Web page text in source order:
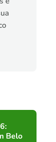
Belo